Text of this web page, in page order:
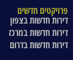
פרויקטים חדשים
דירות חדשות בצפון
דירות חדשות במרכז
דירות חדשות בדרום